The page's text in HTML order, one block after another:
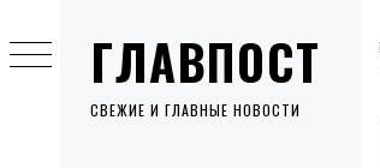
ГЛАВПОСТ
СВЕЖИЕ И ГЛАВНЫЕ НОВОСТИ
to
content